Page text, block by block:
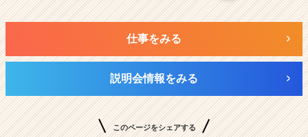
仕事をみる
説明会情報をみる
このページをシェアする